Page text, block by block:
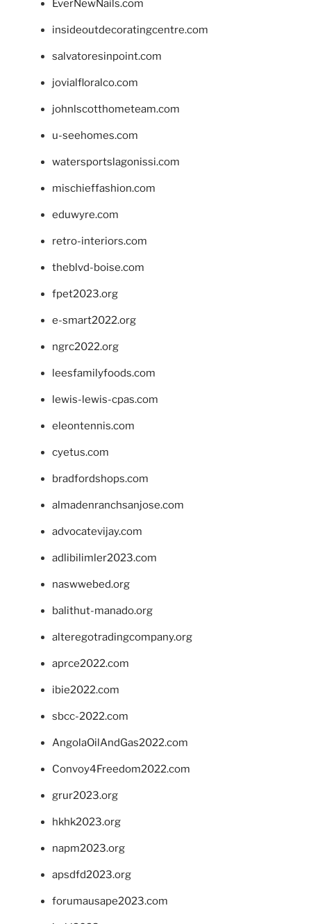
EverNewNails.com
insideoutdecoratingcentre.com
salvatoresinpoint.com
jovialfloralco.com
johnlscotthometeam.com
u-seehomes.com
watersportslagonissi.com
mischieffashion.com
eduwyre.com
retro-interiors.com
theblvd-boise.com
fpet2023.org
e-smart2022.org
ngrc2022.org
leesfamilyfoods.com
lewis-lewis-cpas.com
eleontennis.com
cyetus.com
bradfordshops.com
almadenranchsanjose.com
advocatevijay.com
adlibilimler2023.com
naswwebed.org
balithut-manado.org
alteregotradingcompany.org
aprce2022.com
ibie2022.com
sbcc-2022.com
AngolaOilAndGas2022.com
Convoy4Freedom2022.com
grur2023.org
hkhk2023.org
napm2023.org
apsdfd2023.org
forumausape2023.com